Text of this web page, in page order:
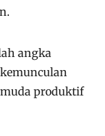
angka
produktif